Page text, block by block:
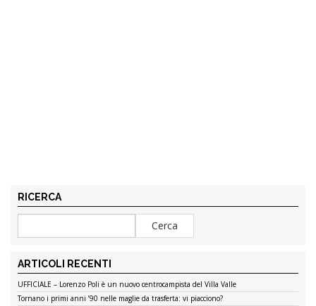
RICERCA
ARTICOLI RECENTI
UFFICIALE – Lorenzo Poli è un nuovo centrocampista del Villa Valle
Tornano i primi anni ’90 nelle maglie da trasferta: vi piacciono?